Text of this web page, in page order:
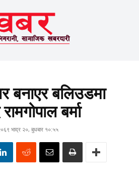
बनाएर बलिउडमा
बर्मा
भाद्र २०, बुधबार १०:५५